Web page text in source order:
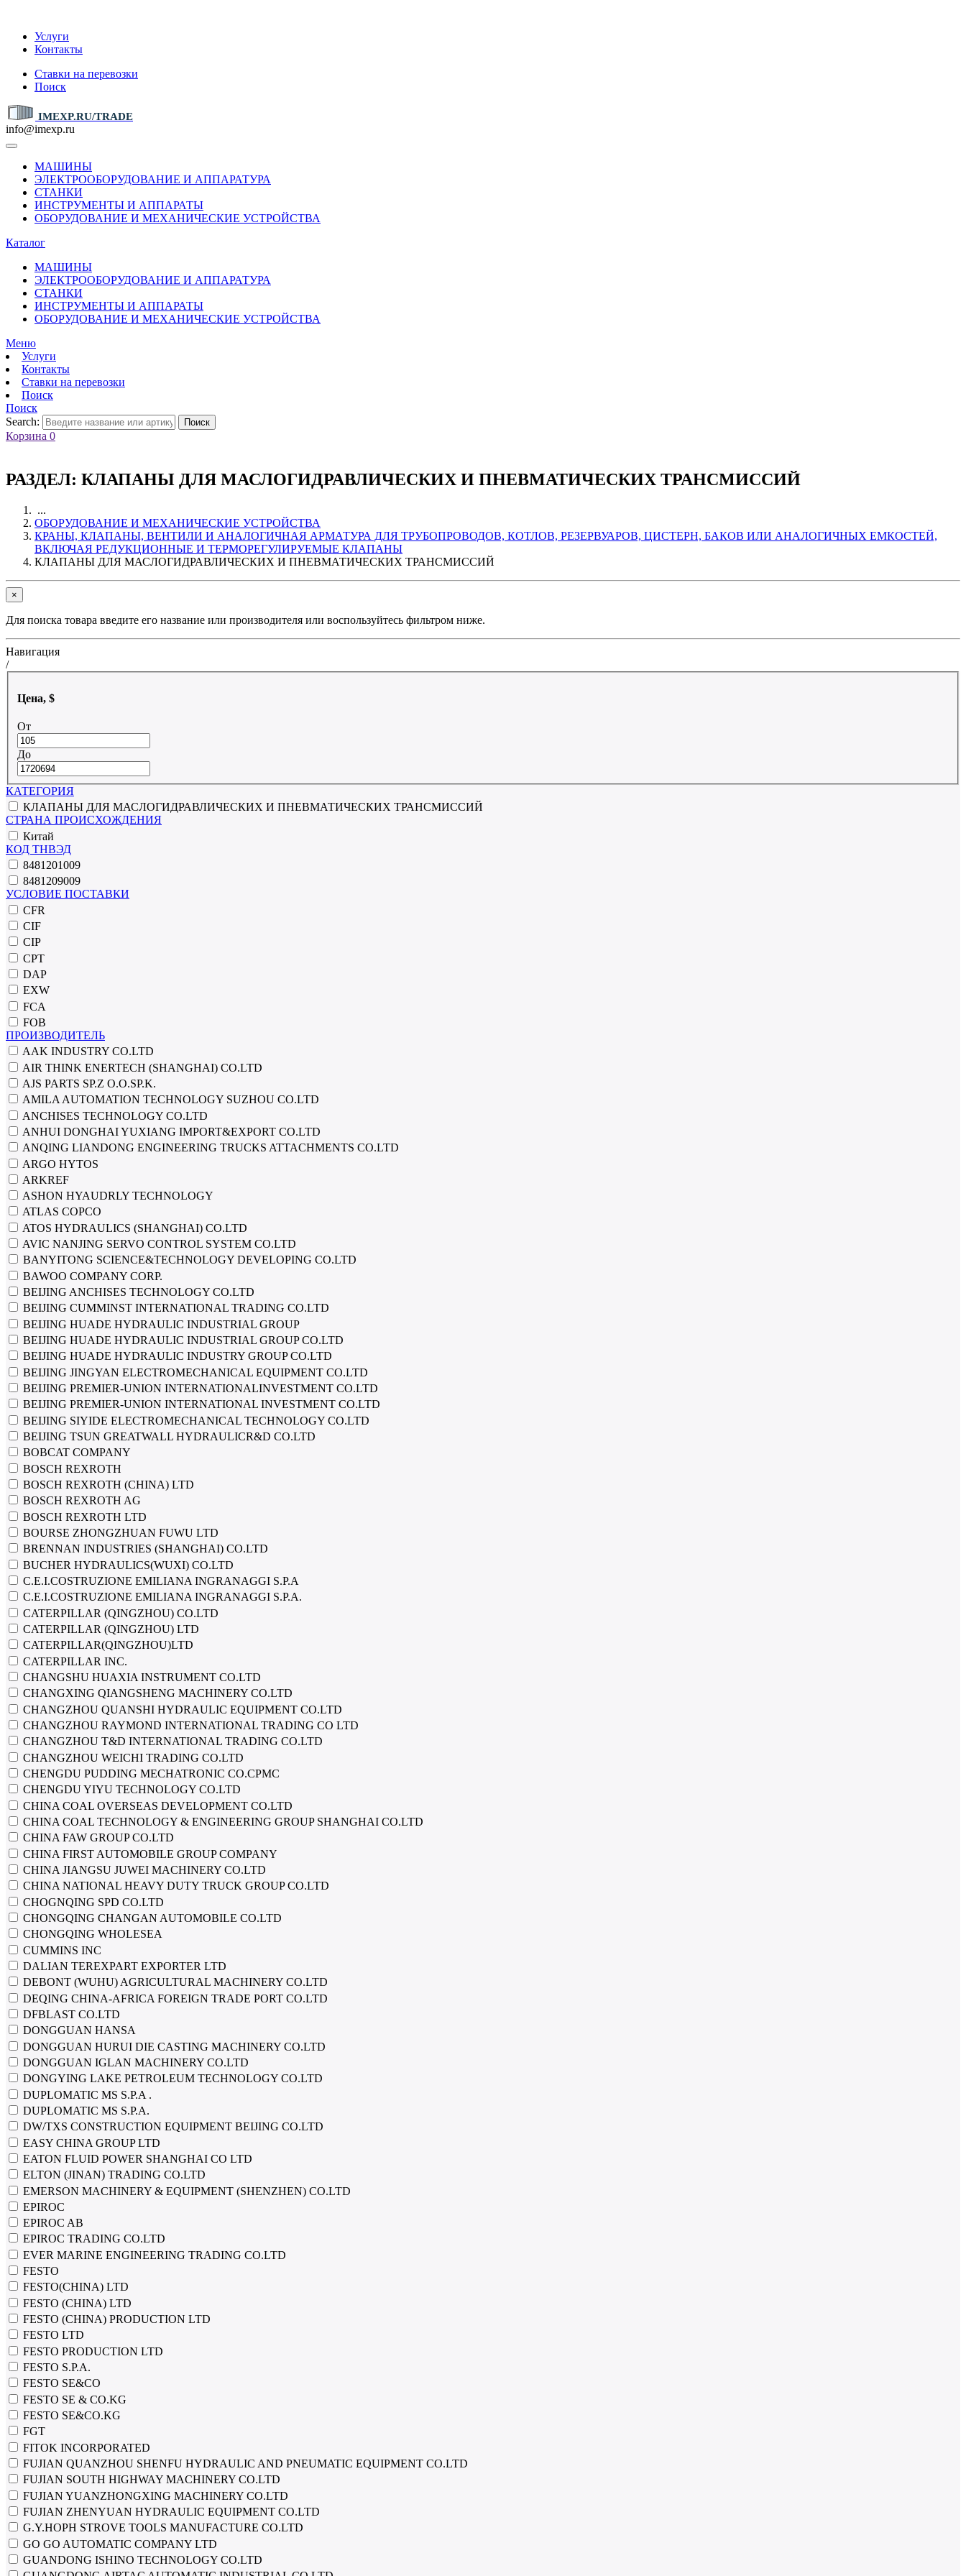
Услуги
Контакты
Ставки на перевозки
Поиск
IMEXP.RU/TRADE
info@imexp.ru
МАШИНЫ
ЭЛЕКТРООБОРУДОВАНИЕ И АППАРАТУРА
СТАНКИ
ИНСТРУМЕНТЫ И АППАРАТЫ
ОБОРУДОВАНИЕ И МЕХАНИЧЕСКИЕ УСТРОЙСТВА
Каталог
МАШИНЫ
ЭЛЕКТРООБОРУДОВАНИЕ И АППАРАТУРА
СТАНКИ
ИНСТРУМЕНТЫ И АППАРАТЫ
ОБОРУДОВАНИЕ И МЕХАНИЧЕСКИЕ УСТРОЙСТВА
Меню
Услуги
Контакты
Ставки на перевозки
Поиск
Поиск
Search:
Поиск
Корзина 0
РАЗДЕЛ: КЛАПАНЫ ДЛЯ МАСЛОГИДРАВЛИЧЕСКИХ И ПНЕВМАТИЧЕСКИХ ТРАНСМИССИЙ
...
ОБОРУДОВАНИЕ И МЕХАНИЧЕСКИЕ УСТРОЙСТВА
КРАНЫ, КЛАПАНЫ, ВЕНТИЛИ И АНАЛОГИЧНАЯ АРМАТУРА ДЛЯ ТРУБОПРОВОДОВ, КОТЛОВ, РЕЗЕРВУАРОВ, ЦИСТЕРН, БАКОВ ИЛИ АНАЛОГИЧНЫХ ЕМКОСТЕЙ,
ВКЛЮЧАЯ РЕДУКЦИОННЫЕ И ТЕРМОРЕГУЛИРУЕМЫЕ КЛАПАНЫ
КЛАПАНЫ ДЛЯ МАСЛОГИДРАВЛИЧЕСКИХ И ПНЕВМАТИЧЕСКИХ ТРАНСМИССИЙ
×
Для поиска товара введите его название или производителя или воспользуйтесь фильтром ниже.
Навигация
/
Цена, $
От
До
КАТЕГОРИЯ
КЛАПАНЫ ДЛЯ МАСЛОГИДРАВЛИЧЕСКИХ И ПНЕВМАТИЧЕСКИХ ТРАНСМИССИЙ
СТРАНА ПРОИСХОЖДЕНИЯ
Китай
КОД ТНВЭД
8481201009
8481209009
УСЛОВИЕ ПОСТАВКИ
CFR
CIF
CIP
CPT
DAP
EXW
FCA
FOB
ПРОИЗВОДИТЕЛЬ
AAK INDUSTRY CO.LTD
AIR THINK ENERTECH (SHANGHAI) CO.LTD
AJS PARTS SP.Z O.O.SP.K.
AMILA AUTOMATION TECHNOLOGY SUZHOU CO.LTD
ANCHISES TECHNOLOGY CO.LTD
ANHUI DONGHAI YUXIANG IMPORT&EXPORT CO.LTD
ANQING LIANDONG ENGINEERING TRUCKS ATTACHMENTS CO.LTD
ARGO HYTOS
ARKREF
ASHON HYAUDRLY TECHNOLOGY
ATLAS COPCO
ATOS HYDRAULICS (SHANGHAI) CO.LTD
AVIC NANJING SERVO CONTROL SYSTEM СО.LTD
BANYITONG SCIENCE&TECHNOLOGY DEVELOPING CO.LTD
BAWOO COMPANY CORP.
BEIJING ANCHISES TECHNOLOGY CO.LTD
BEIJING CUMMINST INTERNATIONAL TRADING CO.LTD
BEIJING HUADE HYDRAULIC INDUSTRIAL GROUP
BEIJING HUADE HYDRAULIC INDUSTRIAL GROUP CO.LTD
BEIJING HUADE HYDRAULIC INDUSTRY GROUP CO.LTD
BEIJING JINGYAN ELECTROMECHANICAL EQUIPMENT CO.LTD
BEIJING PREMIER-UNION INTERNATIONALINVESTMENT CO.LTD
BEIJING PREMIER-UNION INTERNATIONAL INVESTMENT CO.LTD
BEIJING SIYIDE ELECTROMECHANICAL TECHNOLOGY CO.LTD
BEIJING TSUN GREATWALL HYDRAULICR&D CO.LTD
BOBCAT COMPANY
BOSCH REXROTH
BOSCH REXROTH (CHINA) LTD
BOSCH REXROTH AG
BOSCH REXROTH LTD
BOURSE ZHONGZHUAN FUWU LTD
BRENNAN INDUSTRIES (SHANGHAI) CO.LTD
BUCHER HYDRAULICS(WUXI) CO.LTD
C.E.I.COSTRUZIONE EMILIANA INGRANAGGI S.P.A
C.E.I.COSTRUZIONE EMILIANA INGRANAGGI S.P.A.
CATERPILLAR (QINGZHOU) CO.LTD
CATERPILLAR (QINGZHOU) LTD
CATERPILLAR(QINGZHOU)LTD
CATERPILLAR INC.
CHANGSHU HUAXIA INSTRUMENT CO.LTD
CHANGXING QIANGSHENG MACHINERY CO.LTD
CHANGZHOU QUANSHI HYDRAULIC EQUIPMENT CO.LTD
CHANGZHOU RAYMOND INTERNATIONAL TRADING CO LTD
CHANGZHOU T&D INTERNATIONAL TRADING CO.LTD
CHANGZHOU WEICHI TRADING CO.LTD
CHENGDU PUDDING MECHATRONIC CO.CPMC
CHENGDU YIYU TECHNOLOGY CO.LTD
CHINA COAL OVERSEAS DEVELOPMENT CO.LTD
CHINA COAL TECHNOLOGY & ENGINEERING GROUP SHANGHAI CO.LTD
CHINA FAW GROUP CO.LTD
CHINA FIRST AUTOMOBILE GROUP COMPANY
CHINA JIANGSU JUWEI MACHINERY CO.LTD
CHINA NATIONAL HEAVY DUTY TRUCK GROUP CO.LTD
CHOGNQING SPD CO.LTD
CHONGQING CHANGAN AUTOMOBILE CO.LTD
CHONGQING WHOLESEA
CUMMINS INC
DALIAN TEREXPART EXPORTER LTD
DEBONT (WUHU) AGRICULTURAL MACHINERY CO.LTD
DEQING CHINA-AFRICA FOREIGN TRADE PORT CO.LTD
DFBLAST CO.LTD
DONGGUAN HANSA
DONGGUAN HURUI DIE CASTING MACHINERY CO.LTD
DONGGUAN IGLAN MACHINERY CO.LTD
DONGYING LAKE PETROLEUM TECHNOLOGY CO.LTD
DUPLOMATIC MS S.P.A .
DUPLOMATIC MS S.P.A.
DW/TXS CONSTRUCTION EQUIPMENT BEIJING CO.LTD
EASY CHINA GROUP LTD
EATON FLUID POWER SHANGHAI CO LTD
ELTON (JINAN) TRADING CO.LTD
EMERSON MACHINERY & EQUIPMENT (SHENZHEN) CO.LTD
EPIROC
EPIROC AB
EPIROC TRADING CO.LTD
EVER MARINE ENGINEERING TRADING CO.LTD
FESTO
FESTO(CHINA) LTD
FESTO (CHINA) LTD
FESTO (CHINA) PRODUCTION LTD
FESTO LTD
FESTO PRODUCTION LTD
FESTO S.P.A.
FESTO SE&CO
FESTO SE & CO.KG
FESTO SE&CO.KG
FGT
FITOK INCORPORATED
FUJIAN QUANZHOU SHENFU HYDRAULIC AND PNEUMATIC EQUIPMENT CO.LTD
FUJIAN SOUTH HIGHWAY MACHINERY CO.LTD
FUJIAN YUANZHONGXING MACHINERY CO.LTD
FUJIAN ZHENYUAN HYDRAULIC EQUIPMENT CO.LTD
G.Y.HOPH STROVE TOOLS MANUFACTURE CO.LTD
GO GO AUTOMATIC COMPANY LTD
GUANDONG ISHINO TECHNOLOGY CO.LTD